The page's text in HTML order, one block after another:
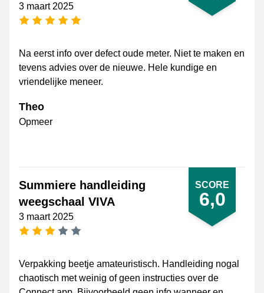
3 maart 2025
5 sterren
Na eerst info over defect oude meter. Niet te maken en
tevens advies over de nieuwe. Hele kundige en
vriendelijke meneer.
Theo
Opmeer
SCORE
6,0
Summiere handleiding
weegschaal VIVA
3 maart 2025
Verpakking beetje amateuristisch. Handleiding nogal
chaotisch met weinig of geen instructies over de